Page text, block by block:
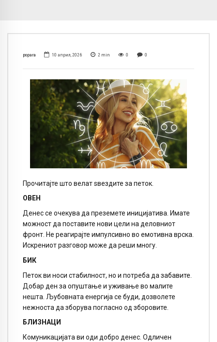
popara 10 април, 2026 2 min 0 0
Прочитајте што велат ѕвездите за петок.
ОВЕН
Денес се очекува да преземете иницијатива. Имате
можност да поставите нови цели на деловниот
фронт. Не реагирајте импулсивно во емотивна врска.
Искрениот разговор може да реши многу.
БИК
Петок ви носи стабилност, но и потреба да забавите.
Добар ден за опуштање и уживање во малите
нешта. Љубовната енергија се буди, дозволете
нежноста да зборува погласно од зборовите.
БЛИЗНАЦИ
Комуникацијата ви оди добро денес. Одличен